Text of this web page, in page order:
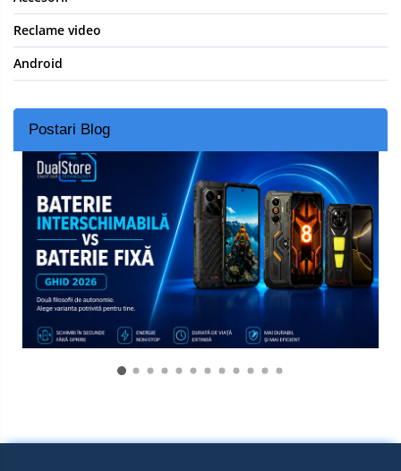
Reclame video
Android
Postari Blog